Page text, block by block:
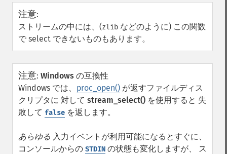
注意:
ストリームの中には、(zlib などのように) この関数
で select できないものもあります。
注意: Windows の互換性
Windows では、 proc_open() が返すファイルディス
クリプタに 対して stream_select() を使用すると 失
敗して false を返します。
あらゆる 入力イベントが利用可能になるとすぐに、
コンソールからの STDIN の状態も変化しますが、 ス